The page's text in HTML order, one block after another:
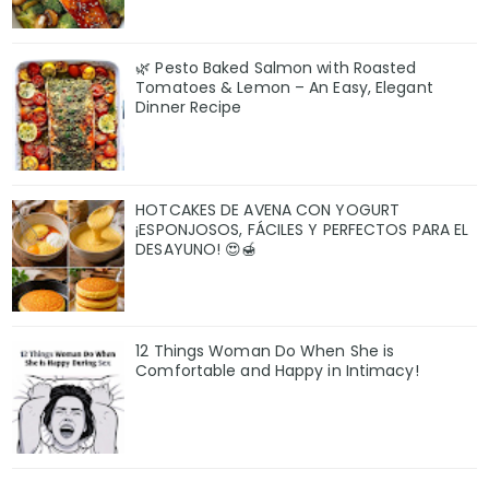
🌿 Pesto Baked Salmon with Roasted
Tomatoes & Lemon – An Easy, Elegant
Dinner Recipe
HOTCAKES DE AVENA CON YOGURT
¡ESPONJOSOS, FÁCILES Y PERFECTOS PARA EL
DESAYUNO! 😍🍯
12 Things Woman Do When She is
Comfortable and Happy in Intimacy!